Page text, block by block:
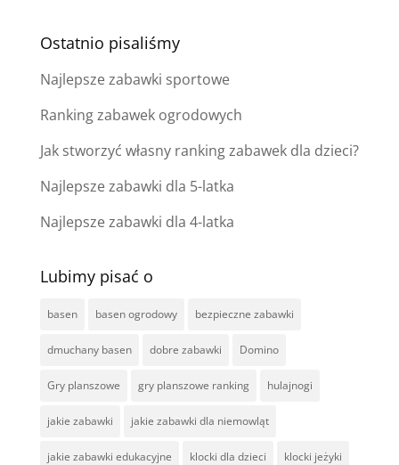
Ostatnio pisaliśmy
Najlepsze zabawki sportowe
Ranking zabawek ogrodowych
Jak stworzyć własny ranking zabawek dla dzieci?
Najlepsze zabawki dla 5-latka
Najlepsze zabawki dla 4-latka
Lubimy pisać o
basen basen ogrodowy bezpieczne zabawki
dmuchany basen dobre zabawki Domino
Gry planszowe gry planszowe ranking hulajnogi
jakie zabawki jakie zabawki dla niemowląt
jakie zabawki edukacyjne klocki dla dzieci klocki jeżyki